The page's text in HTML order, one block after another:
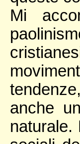
Mi
anche
naturale.